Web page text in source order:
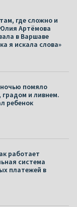
где сложно и
Артёмова
в Варшаве
я искала слова»
ночью помяло
градом и ливнем.
ребенок
работает
система
платежей в